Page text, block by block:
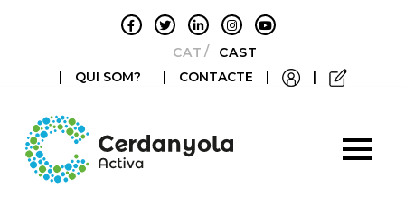
CATALÀCASTELLANO
|
QUI SOM? | CONTACTE | |